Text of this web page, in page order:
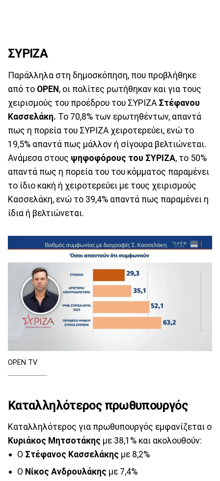
ΣΥΡΙΖΑ
Παράλληλα στη δημοσκόπηση, που προβλήθηκε
από το OPEN, οι πολίτες ρωτήθηκαν και για τους
χειρισμούς του προέδρου του ΣΥΡΙΖΑ Στέφανου
Κασσελάκη. Το 70,8% των ερωτηθέντων, απαντά
πως η πορεία του ΣΥΡΙΖΑ χειροτερεύει, ενώ το
19,5% απαντά πως μάλλον ή σίγουρα βελτιώνεται.
Ανάμεσα στους ψηφοφόρους του ΣΥΡΙΖΑ, το 50%
απαντά πως η πορεία του του κόμματος παραμένει
το ίδιο κακή ή χειροτερεύει με τους χειρισμούς
Κασσελάκη, ενώ το 39,4% απαντά πως παραμένει η
ίδια ή βελτιώνεται.
ΟPEN TV
Καταλληλότερος πρωθυπουργός
Καταλληλότερος για πρωθυπουργός εμφανίζεται ο
Κυριάκος Μητσοτάκης με 38,1% και ακολουθούν:
Ο Στέφανος Κασσελάκης με 8,2%
Ο Νίκος Ανδρουλάκης με 7,4%